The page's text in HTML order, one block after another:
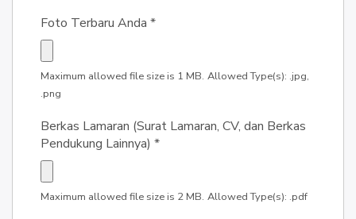
Foto Terbaru Anda *
Maximum allowed file size is 1 MB. Allowed Type(s): .jpg,
.png
Berkas Lamaran (Surat Lamaran, CV, dan Berkas
Pendukung Lainnya) *
Maximum allowed file size is 2 MB. Allowed Type(s): .pdf